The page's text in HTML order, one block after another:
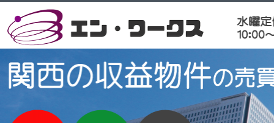
大阪・関西の不動産投資。大阪・関西
山で不動産投資・収益物件をお探しの
大阪,不動産,投資,収益,物件,堺,近畿,関西,奈良,和歌山